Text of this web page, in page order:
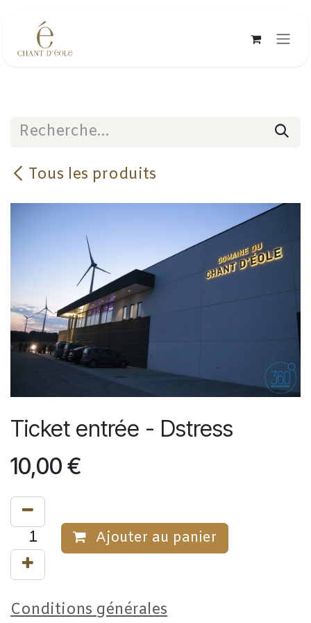
Tous les produits
Ticket entrée - Dstress
10,00 €
Ajouter au panier
Conditions générales